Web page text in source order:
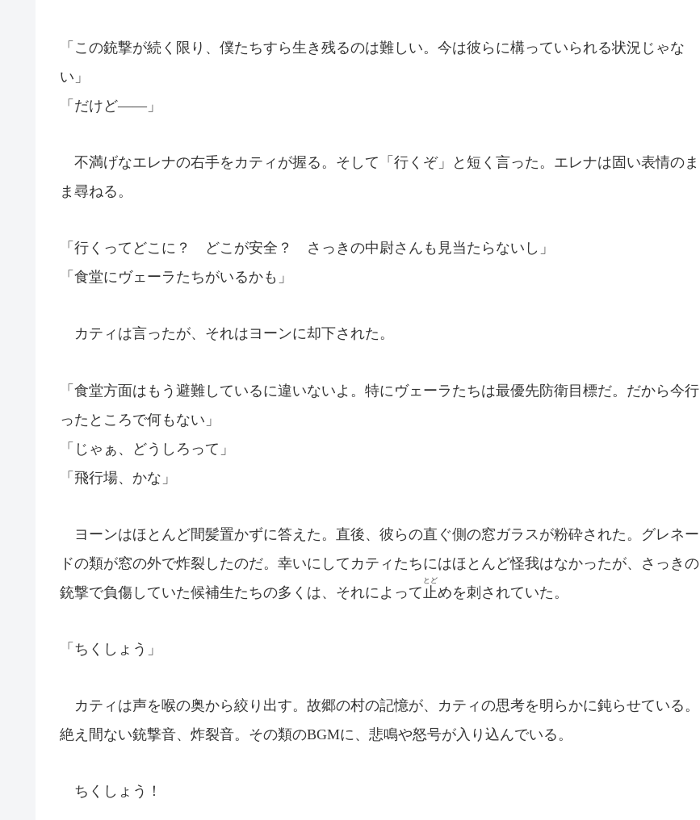
「この銃撃が続く限り、僕たちすら生き残るのは難しい。今は彼らに構っていられる状況じゃな
い」
「だけど――」
不満げなエレナの右手をカティが握る。そして「行くぞ」と短く言った。エレナは固い表情のま
ま尋ねる。
「行くってどこに？ どこが安全？ さっきの中尉さんも見当たらないし」
「食堂にヴェーラたちがいるかも」
カティは言ったが、それはヨーンに却下された。
「食堂方面はもう避難しているに違いないよ。特にヴェーラたちは最優先防衛目標だ。だから今行
ったところで何もない」
「じゃぁ、どうしろって」
「飛行場、かな」
ヨーンはほとんど間髪置かずに答えた。直後、彼らの直ぐ側の窓ガラスが粉砕された。グレネー
ドの類が窓の外で炸裂したのだ。幸いにしてカティたちにはほとんど怪我はなかったが、さっきの
銃撃で負傷していた候補生たちの多くは、それによって 止
とど
めを刺されていた。
「ちくしょう」
カティは声を喉の奥から絞り出す。故郷の村の記憶が、カティの思考を明らかに鈍らせている。
絶え間ない銃撃音、炸裂音。その類のBGMに、悲鳴や怒号が入り込んでいる。
ちくしょう！